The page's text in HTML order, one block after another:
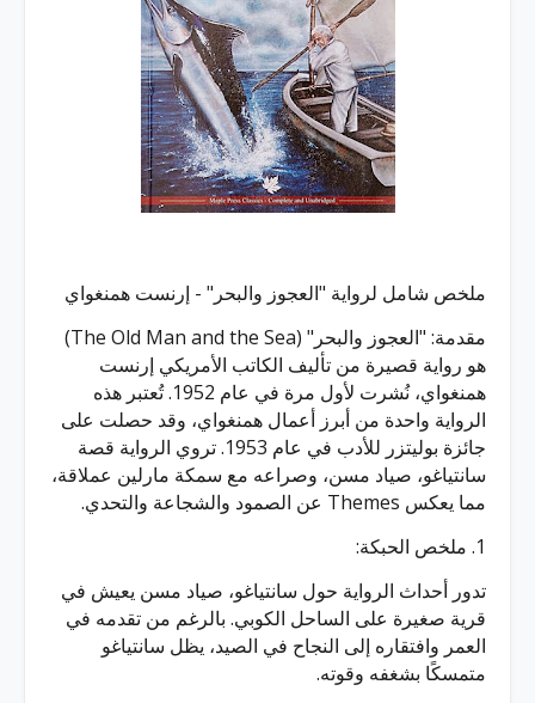
ملخص شامل لرواية "العجوز والبحر" - إرنست همنغواي
مقدمة: "العجوز والبحر" (The Old Man and the Sea)
هو رواية قصيرة من تأليف الكاتب الأمريكي إرنست
همنغواي، نُشرت لأول مرة في عام 1952. تُعتبر هذه
الرواية واحدة من أبرز أعمال همنغواي، وقد حصلت على
جائزة بوليتزر للأدب في عام 1953. تروي الرواية قصة
سانتياغو، صياد مسن، وصراعه مع سمكة مارلين عملاقة،
مما يعكس Themes عن الصمود والشجاعة والتحدي.
1. ملخص الحبكة:
تدور أحداث الرواية حول سانتياغو، صياد مسن يعيش في
قرية صغيرة على الساحل الكوبي. بالرغم من تقدمه في
العمر وافتقاره إلى النجاح في الصيد، يظل سانتياغو
متمسكًا بشغفه وقوته.